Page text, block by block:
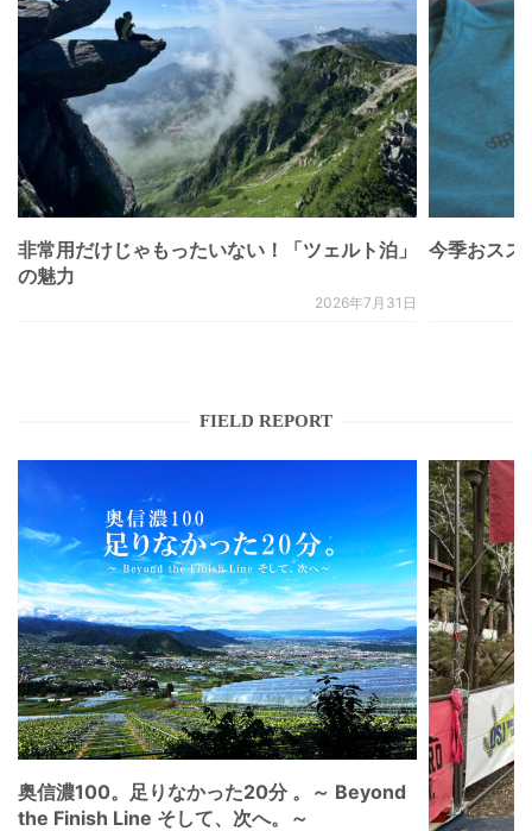
非常用だけじゃもったいない！「ツェルト泊」
の魅力
2026年7月31日
今季おスス
FIELD REPORT
奥信濃100。足りなかった20分 。～ Beyond
the Finish Line そして、次へ。～